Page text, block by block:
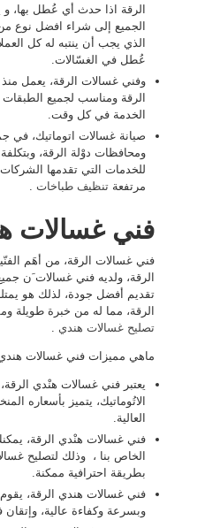
الرقة اذا حدث أي عُطل بها،
الجميع إلى شراء افضل نوع من
الذي يجب أن ينتبه له كل
عُطل في الغسّالات.
وفني غسالات الرقة، يعمل
الرقة ومناسب لجميع
الخدمة في كل وقت.
صيانة غسالات اتوماتيك، في
ومحافظات دوْلة الرقة،
للخدمات التي تقدمها الشركات
مرتفعة تنظيف طباخات
فني غسالات
فني غسالات الرقة، من أهَم
الرقة، ولديه فني غسالات َن
تقديم أفضل جودة، لذلك هو
الرقة، مما له من خبرة طويلة
تصليح غسالات هندي
ماهي مميزات فني غسالات هندي
يعتبر فني غسالات هنْدي
الاتُوماتيك، يتميز بأسعاره
العالية.
فني غسالات هنْدي الرقة،
الخاص بنا ، وذلك لتصليح
بطريقة احترافية ممكنة.
فني غسالات هندي الرقة،
وبسرعة وكفاءة عالية، وإتقان